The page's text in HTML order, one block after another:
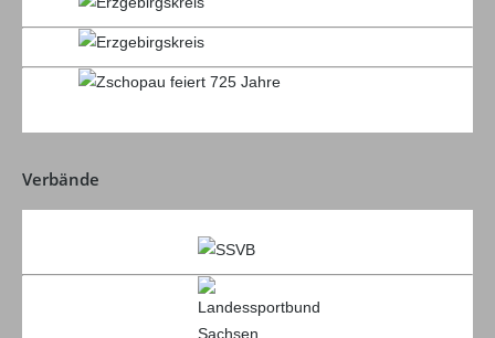
Verbände